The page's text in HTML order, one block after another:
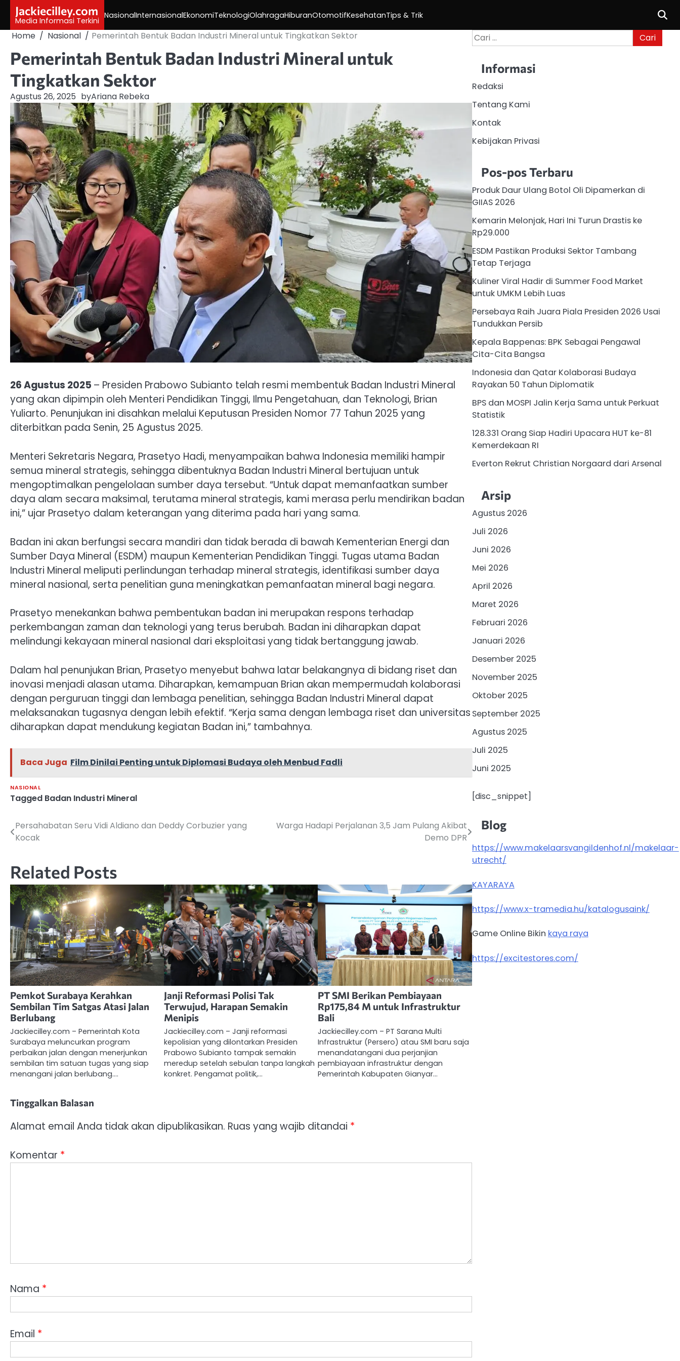
content
Jackiecilley.com
Media Informasi Terkini
NasionalInternasionalEkonomiTeknologiOlahragaHiburanOtomotifKesehatanTips & Trik
Home Nasional Pemerintah Bentuk Badan Industri Mineral untuk Tingkatkan Sektor
Pemerintah Bentuk Badan Industri Mineral untuk
Tingkatkan Sektor
Agustus 26, 2025 byAriana Rebeka
26 Agustus 2025 – Presiden Prabowo Subianto telah resmi membentuk Badan Industri Mineral
yang akan dipimpin oleh Menteri Pendidikan Tinggi, Ilmu Pengetahuan, dan Teknologi, Brian
Yuliarto. Penunjukan ini disahkan melalui Keputusan Presiden Nomor 77 Tahun 2025 yang
diterbitkan pada Senin, 25 Agustus 2025.
Menteri Sekretaris Negara, Prasetyo Hadi, menyampaikan bahwa Indonesia memiliki hampir
semua mineral strategis, sehingga dibentuknya Badan Industri Mineral bertujuan untuk
mengoptimalkan pengelolaan sumber daya tersebut. “Untuk dapat memanfaatkan sumber
daya alam secara maksimal, terutama mineral strategis, kami merasa perlu mendirikan badan
ini,” ujar Prasetyo dalam keterangan yang diterima pada hari yang sama.
Badan ini akan berfungsi secara mandiri dan tidak berada di bawah Kementerian Energi dan
Sumber Daya Mineral (ESDM) maupun Kementerian Pendidikan Tinggi. Tugas utama Badan
Industri Mineral meliputi perlindungan terhadap mineral strategis, identifikasi sumber daya
mineral nasional, serta penelitian guna meningkatkan pemanfaatan mineral bagi negara.
Prasetyo menekankan bahwa pembentukan badan ini merupakan respons terhadap
perkembangan zaman dan teknologi yang terus berubah. Badan ini diharapkan dapat
melindungi kekayaan mineral nasional dari eksploitasi yang tidak bertanggung jawab.
Dalam hal penunjukan Brian, Prasetyo menyebut bahwa latar belakangnya di bidang riset dan
inovasi menjadi alasan utama. Diharapkan, kemampuan Brian akan mempermudah kolaborasi
dengan perguruan tinggi dan lembaga penelitian, sehingga Badan Industri Mineral dapat
melaksanakan tugasnya dengan lebih efektif. “Kerja sama dengan lembaga riset dan universitas
diharapkan dapat mendukung kegiatan Badan ini,” tambahnya.
Baca Juga Film Dinilai Penting untuk Diplomasi Budaya oleh Menbud Fadli
NASIONAL
Tagged Badan Industri Mineral
Navigasi
Persahabatan Seru Vidi Aldiano dan Deddy Corbuzier yang
Kocak
Warga Hadapi Perjalanan 3,5 Jam Pulang Akibat
Demo DPR
Related Posts
Pemkot Surabaya Kerahkan
Sembilan Tim Satgas Atasi Jalan
Berlubang
Jackiecilley.com – Pemerintah Kota
Surabaya meluncurkan program
perbaikan jalan dengan menerjunkan
sembilan tim satuan tugas yang siap
menangani jalan berlubang.…
Janji Reformasi Polisi Tak
Terwujud, Harapan Semakin
Menipis
Jackiecilley.com – Janji reformasi
kepolisian yang dilontarkan Presiden
Prabowo Subianto tampak semakin
meredup setelah sebulan tanpa langkah
konkret. Pengamat politik,…
PT SMI Berikan Pembiayaan
Rp175,84 M untuk Infrastruktur
Bali
Jackiecilley.com – PT Sarana Multi
Infrastruktur (Persero) atau SMI baru saja
menandatangani dua perjanjian
pembiayaan infrastruktur dengan
Pemerintah Kabupaten Gianyar…
Tinggalkan Balasan
Alamat email Anda tidak akan dipublikasikan. Ruas yang wajib ditandai *
Komentar *
Nama *
Email *
Cari
untuk:
Informasi
Redaksi
Tentang Kami
Kontak
Kebijakan Privasi
Pos-pos Terbaru
Produk Daur Ulang Botol Oli Dipamerkan di
GIIAS 2026
Kemarin Melonjak, Hari Ini Turun Drastis ke
Rp29.000
ESDM Pastikan Produksi Sektor Tambang
Tetap Terjaga
Kuliner Viral Hadir di Summer Food Market
untuk UMKM Lebih Luas
Persebaya Raih Juara Piala Presiden 2026 Usai
Tundukkan Persib
Kepala Bappenas: BPK Sebagai Pengawal
Cita-Cita Bangsa
Indonesia dan Qatar Kolaborasi Budaya
Rayakan 50 Tahun Diplomatik
BPS dan MOSPI Jalin Kerja Sama untuk Perkuat
Statistik
128.331 Orang Siap Hadiri Upacara HUT ke-81
Kemerdekaan RI
Everton Rekrut Christian Norgaard dari Arsenal
Arsip
Agustus 2026
Juli 2026
Juni 2026
Mei 2026
April 2026
Maret 2026
Februari 2026
Januari 2026
Desember 2025
November 2025
Oktober 2025
September 2025
Agustus 2025
Juli 2025
Juni 2025
[disc_snippet]
Blog
https://www.makelaarsvangildenhof.nl/makelaar-
utrecht/
KAYARAYA
https://www.x-tramedia.hu/katalogusaink/
Game Online Bikin kaya raya
https://excitestores.com/